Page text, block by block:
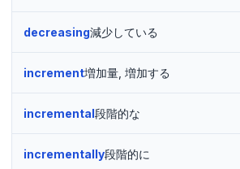
decreasing減少している
increment増加量, 増加する
incremental段階的な
incrementally段階的に